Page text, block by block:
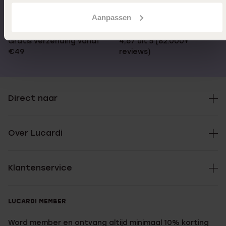
Aanpassen
Gratis verzending vanaf
€49
4,67 uit 5 (82.000+
reviews)
Direct naar
Over Lucardi
Klantenservice
LUCARDI MEMBER
Word member en ontvang altijd minimaal 10% korting